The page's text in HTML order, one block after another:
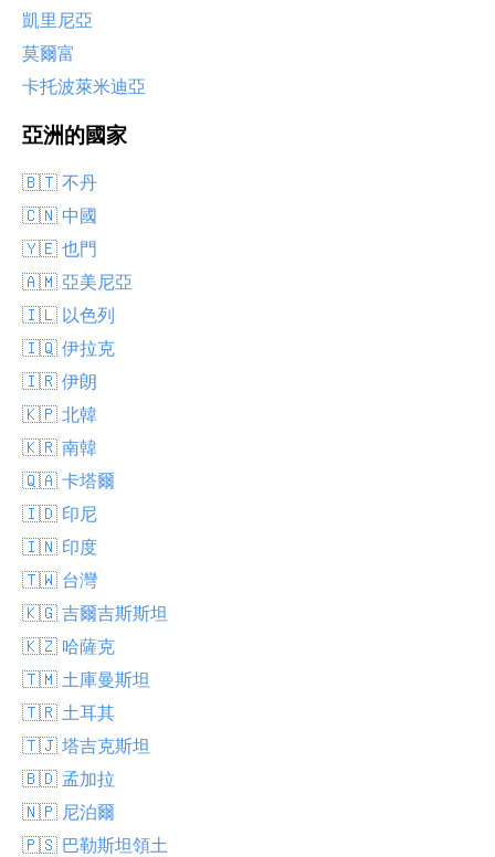
凱里尼亞
莫爾富
卡托波萊米迪亞
亞洲的國家
🇧🇹 不丹
🇨🇳 中國
🇾🇪 也門
🇦🇲 亞美尼亞
🇮🇱 以色列
🇮🇶 伊拉克
🇮🇷 伊朗
🇰🇵 北韓
🇰🇷 南韓
🇶🇦 卡塔爾
🇮🇩 印尼
🇮🇳 印度
🇹🇼 台灣
🇰🇬 吉爾吉斯斯坦
🇰🇿 哈薩克
🇹🇲 土庫曼斯坦
🇹🇷 土耳其
🇹🇯 塔吉克斯坦
🇧🇩 孟加拉
🇳🇵 尼泊爾
🇵🇸 巴勒斯坦領土